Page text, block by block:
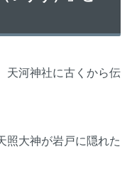
天河神社に古くから伝
照大神が岩戸に隠れた